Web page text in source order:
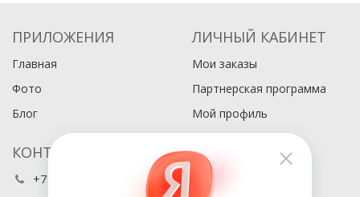
ПРИЛОЖЕНИЯ
Главная
Фото
Блог
ЛИЧНЫЙ КАБИНЕТ
Мои заказы
Партнерская программа
Мой профиль
КОНТАКТЫ
+7 (495) 486-80-76